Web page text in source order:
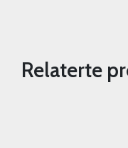
Relaterte